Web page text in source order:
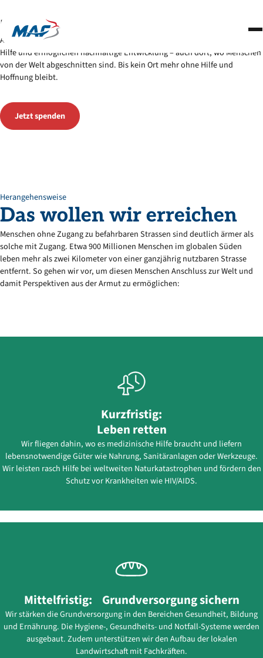
Partnerschaften
Über uns
Kontakt
UnsereArbeit
Abgeschiedenheit ist ein Hauptgrund für Armut. Unsere Flüge bringen
Hilfe und ermöglichen nachhaltige Entwicklung – auch dort, wo Menschen
von der Welt abgeschnitten sind. Bis kein Ort mehr ohne Hilfe und
Hoffnung bleibt.
Jetzt spenden
Herangehensweise
Das wollen wir erreichen
Menschen ohne Zugang zu befahrbaren Strassen sind deutlich ärmer als
solche mit Zugang. Etwa 900 Millionen Menschen im globalen Süden
leben mehr als zwei Kilometer von einer ganzjährig nutzbaren Strasse
entfernt. So gehen wir vor, um diesen Menschen Anschluss zur Welt und
damit Perspektiven aus der Armut zu ermöglichen:
Kurzfristig:
Leben retten
Wir fliegen dahin, wo es medizinische Hilfe braucht und liefern
lebensnotwendige Güter wie Nahrung, Sanitäranlagen oder Werkzeuge.
Wir leisten rasch Hilfe bei weltweiten Naturkatastrophen und fördern den
Schutz vor Krankheiten wie HIV/AIDS.
Mittelfristig: Grundversorgung sichern
Wir stärken die Grundversorgung in den Bereichen Gesundheit, Bildung
und Ernährung. Die Hygiene-, Gesundheits- und Notfall-Systeme werden
ausgebaut. Zudem unterstützen wir den Aufbau der lokalen
Landwirtschaft mit Fachkräften.